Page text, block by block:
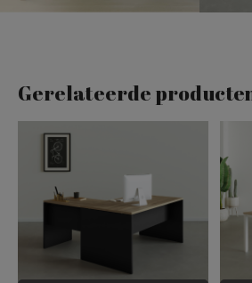
Gerelateerde